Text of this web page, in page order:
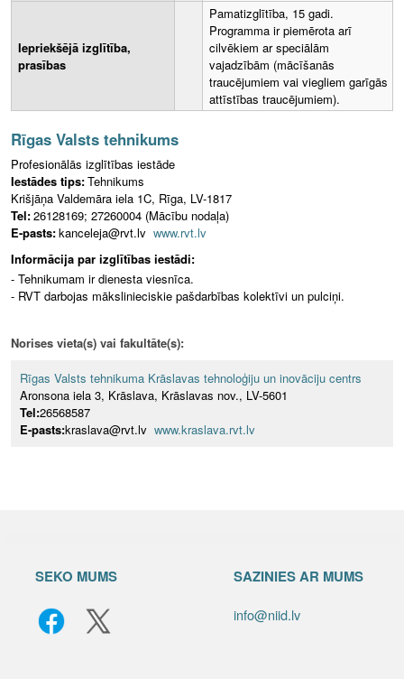
Iepriekšējā izglītība,
prasības
Pamatizglītība, 15 gadi.
Programma ir piemērota arī
cilvēkiem ar speciālām
vajadzībām (mācīšanās
traucējumiem vai viegliem garīgās
attīstības traucējumiem).
Rīgas Valsts tehnikums
Profesionālās izglītības iestāde
Iestādes tips:Tehnikums
Krišjāņa Valdemāra iela 1C, Rīga, LV-1817
Tel:26128169; 27260004 (Mācību nodaļa)
E-pasts:kanceleja@rvt.lv www.rvt.lv
Informācija par izglītības iestādi:
- Tehnikumam ir dienesta viesnīca.
- RVT darbojas mākslinieciskie pašdarbības kolektīvi un pulciņi.
Norises vieta(s) vai fakultāte(s):
Rīgas Valsts tehnikuma Krāslavas tehnoloģiju un inovāciju centrs
Aronsona iela 3, Krāslava, Krāslavas nov., LV-5601
Tel:26568587
E-pasts:kraslava@rvt.lv www.kraslava.rvt.lv
SEKO MUMS SAZINIES AR MUMS
info@niid.lv